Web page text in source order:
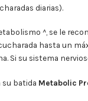
diarias).
^, se le
cucharada hasta un
Si su sistema
su batida Metabolic